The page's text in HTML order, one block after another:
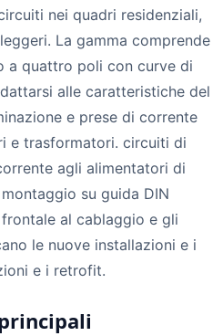
nei quadri residenziali,
La gamma comprende
a quattro poli con curve di
alle caratteristiche del
e prese di corrente
e trasformatori. circuiti di
agli alimentatori di
su guida DIN
al cablaggio e gli
le nuove installazioni e i
e i retrofit.